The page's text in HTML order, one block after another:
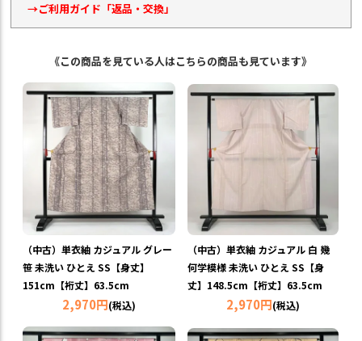
→ご利用ガイド「返品・交換」
《この商品を見ている人はこちらの商品も見ています》
（中古）単衣紬 カジュアル グレー
笹 未洗い ひとえ SS【身丈】
151cm【裄丈】63.5cm
2,970円(税込)
（中古）単衣紬 カジュアル 白 幾
何学模様 未洗い ひとえ SS【身
丈】148.5cm【裄丈】63.5cm
2,970円(税込)